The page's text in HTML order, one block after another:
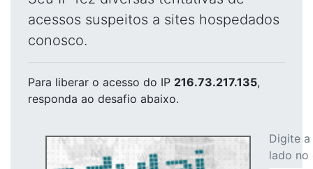
acessos suspeitos a sites hospedados
conosco.
Para liberar o acesso do IP 216.73.217.135,
responda ao desafio abaixo.
Digite
lado no